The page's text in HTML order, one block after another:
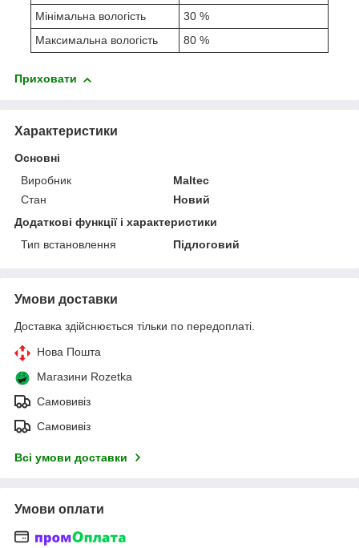
Мінімальна вологість
30 %
Максимальна вологість
80 %
Приховати
Характеристики
Основні
Виробник
Maltec
Стан
Новий
Додаткові функції і характеристики
Тип встановлення
Підлоговий
Умови доставки
Доставка здійснюється тільки по передоплаті.
Нова Пошта
Магазини Rozetka
Самовивіз
Самовивіз
Всі умови доставки
Умови оплати